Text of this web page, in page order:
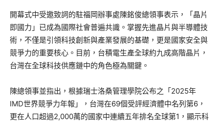
開幕式中受邀致詞的駐福岡辦事處陳銘俊總領事表示，「晶片
即國力」已成為國際社會普遍共識。掌握先進晶片與半導體技
術，不僅是引領科技創新與產業發展的基礎，更是國家安全與
競爭力的重要核心。目前，台積電生產全球約九成高階晶片，
台灣在全球科技供應鏈中的角色極為關鍵。
陳總領事並指出，根據瑞士洛桑管理學院公布之「2025年
IMD世界競爭力年報」，台灣在69個受評經濟體中名列第6，
更在人口超過2,000萬的國家中連續五年排名全球第1，顯示科